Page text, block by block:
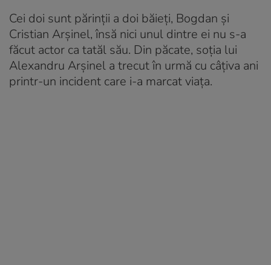
Cei doi sunt părinţii a doi băieţi, Bogdan şi
Cristian Arşinel, însă nici unul dintre ei nu s-a
făcut actor ca tatăl său. Din păcate, soția lui
Alexandru Arșinel a trecut în urmă cu câțiva ani
printr-un incident care i-a marcat viața.